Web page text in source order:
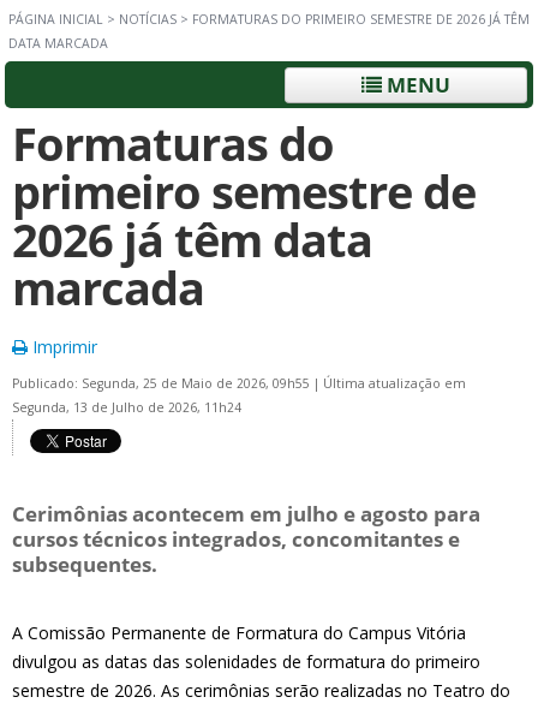
PÁGINA INICIAL > NOTÍCIAS > FORMATURAS DO PRIMEIRO SEMESTRE DE 2026 JÁ TÊM
DATA MARCADA
MENU
Formaturas do
primeiro semestre de
2026 já têm data
marcada
Imprimir
Publicado: Segunda, 25 de Maio de 2026, 09h55 | Última atualização em
Segunda, 13 de Julho de 2026, 11h24
Cerimônias acontecem em julho e agosto para
cursos técnicos integrados, concomitantes e
subsequentes.
A Comissão Permanente de Formatura do Campus Vitória
divulgou as datas das solenidades de formatura do primeiro
semestre de 2026. As cerimônias serão realizadas no Teatro do